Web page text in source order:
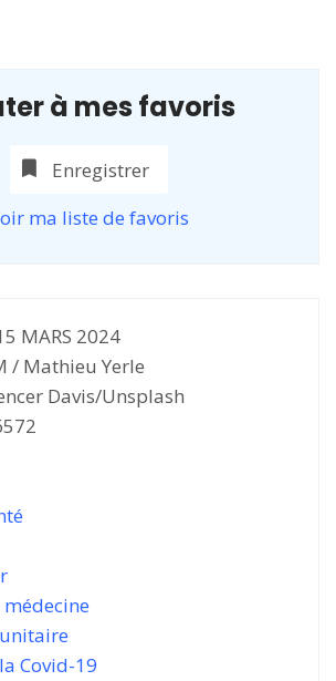
à mes favoris
Enregistrer
ma liste de favoris
MARS 2024
/ Mathieu Yerle
Davis/Unsplash
Covid-19